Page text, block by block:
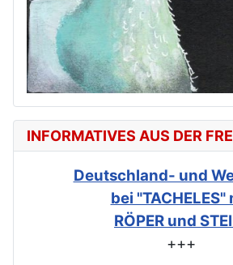
INFORMATIVES AUS DER
Deutschland- und
bei "TACHELES"
RÖPER und
+++